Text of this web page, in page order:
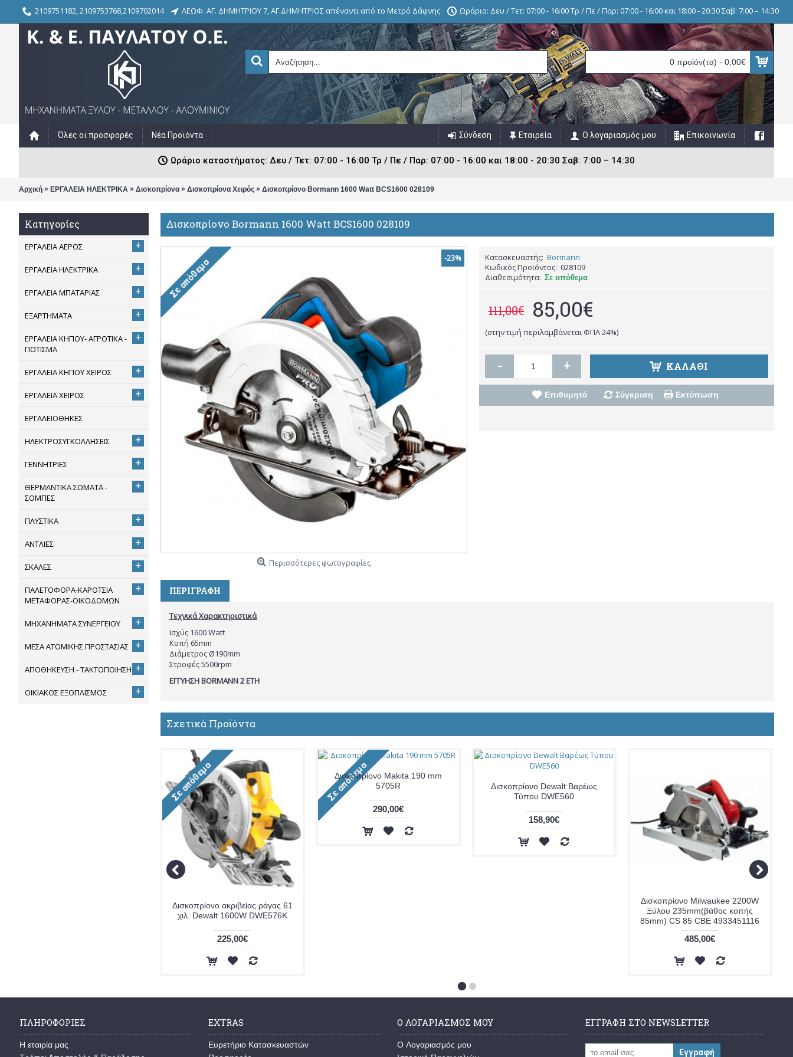
2109751182, 2109753768,2109702014 ΛΕΩΦ. ΑΓ. ΔΗΜΗΤΡΙΟΥ 7, ΑΓ.ΔΗΜΗΤΡΙΟΣ απέναντι από το Μετρό Δάφνης Ωράριο: Δευ / Τετ: 07:00 - 16:00 Τρ / Πε / Παρ: 07:00 - 16:00 και 18:00 - 20:30 Σαβ: 7:00 – 14:30
0 προϊόν(τα) - 0,00€
Όλες οι προσφορές Νέα Προϊόντα Επικοινωνία
Ο λογαριασμός μου
Εταιρεία
Σύνδεση
Ωράριο καταστήματος: Δευ / Τετ: 07:00 - 16:00 Τρ / Πε / Παρ: 07:00 - 16:00 και 18:00 - 20:30 Σαβ: 7:00 – 14:30
Αρχική » ΕΡΓΑΛΕΙΑ ΗΛΕΚΤΡΙΚΑ » Δισκοπρίονα » Δισκοπρίονα Χειρός » Δισκοπρίονο Bormann 1600 Watt BCS1600 028109
Κατηγορίες
ΕΡΓΑΛΕΙΑ ΑΕΡΟΣ +
ΕΡΓΑΛΕΙΑ ΗΛΕΚΤΡΙΚΑ +
ΕΡΓΑΛΕΙΑ ΜΠΑΤΑΡΙΑΣ +
ΕΞΑΡΤΗΜΑΤΑ +
ΕΡΓΑΛΕΙΑ ΚΗΠΟΥ- ΑΓΡΟΤΙΚΑ -
ΠΟΤΙΣΜΑ
+
ΕΡΓΑΛΕΙΑ ΚΗΠΟΥ ΧΕΙΡΟΣ +
ΕΡΓΑΛΕΙΑ ΧΕΙΡΟΣ +
ΕΡΓΑΛΕΙΟΘΗΚΕΣ
ΗΛΕΚΤΡΟΣΥΓΚΟΛΛΗΣΕΙΣ +
ΓΕΝΝΗΤΡΙΕΣ +
ΘΕΡΜΑΝΤΙΚΑ ΣΩΜΑΤΑ -
ΣΟΜΠΕΣ
+
ΠΛΥΣΤΙΚΑ +
ΑΝΤΛΙΕΣ +
ΣΚΑΛΕΣ +
ΠΑΛΕΤΟΦΟΡΑ-ΚΑΡΟΤΣΙΑ
ΜΕΤΑΦΟΡΑΣ-ΟΙΚΟΔΟΜΩΝ
+
ΜΗΧΑΝΗΜΑΤΑ ΣΥΝΕΡΓΕΙΟΥ +
ΜΕΣΑ ΑΤΟΜΙΚΗΣ ΠΡΟΣΤΑΣΙΑΣ +
ΑΠΟΘΗΚΕΥΣΗ - ΤΑΚΤΟΠΟΙΗΣΗ +
ΟΙΚΙΑΚΟΣ ΕΞΟΠΛΙΣΜΟΣ +
Δισκοπρίονο Bormann 1600 Watt BCS1600 028109
-23%
Περισσότερες φωτογραφίες
Κατασκευαστής: Bormann
Κωδικός Προϊόντος: 028109
Διαθεσιμότητα: Σε απόθεμα
111,00€ 85,00€
(στην τιμή περιλαμβάνεται ΦΠΑ 24%)
- + ΚΑΛΑΘΙ
Επιθυμητό Σύγκριση Εκτύπωση
ΠΕΡΙΓΡΑΦΗ
Τεχνικά Χαρακτηριστικά
Ισχύς 1600 Watt
Κοπή 65mm
Διάμετρος Ø190mm
Στροφές 5500rpm
ΕΓΓΥΗΣΗ BORMANN 2 ΕΤΗ
Σχετικά Προϊόντα
Δισκοπρίονο ακριβείας ράγας 61
χιλ. Dewalt 1600W DWE576K
225,00€
Δισκοπρίονο Makita 190 mm
5705R
290,00€
Δισκοπρίονο Dewalt Βαρέως
Τύπου DWE560
158,90€
Δισκοπρίονο Milwaukee 2200W
Ξύλου 235mm(βάθος κοπής
85mm) CS 85 CBE 4933451116
485,00€
ΠΛΗΡΟΦΟΡΙΕΣ
Η εταιρία μας
EXTRAS
Ευρετήριο Κατασκευαστών
Ο ΛΟΓΑΡΙΑΣΜΟΣ ΜΟΥ
O Λογαριασμός μου
ΕΓΓΡΑΦΗ ΣΤΟ NEWSLETTER
Εγγραφή